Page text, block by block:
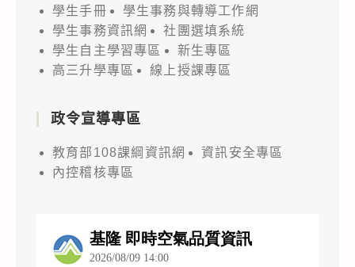
學生手冊
學生事務與轉導工作網
學生事務資訊網
社團選填系統
學生自主學習專區
新生專區
高三升學專區
線上授課專區
政令宣導專區
教育部108課綱資訊網
資訊安全專區
內控稽核專區